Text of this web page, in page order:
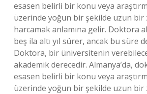
esasen belirli bir konu veya
üzerinde yoğun bir şekilde uzun bir
harcamak anlamına gelir. Doktora
beş ila altı yıl sürer, ancak bu süre
Doktora, bir üniversitenin
akademik derecedir. Almanya’da,
esasen belirli bir konu veya
üzerinde yoğun bir şekilde uzun bir